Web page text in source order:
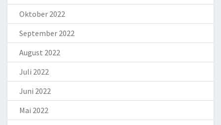
Oktober 2022
September 2022
August 2022
Juli 2022
Juni 2022
Mai 2022